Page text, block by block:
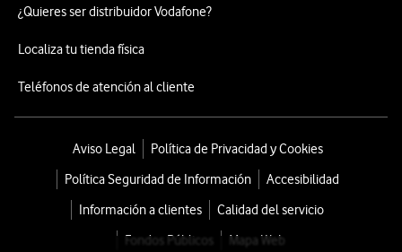
¿Quieres ser distribuidor Vodafone?
Localiza tu tienda física
Teléfonos de atención al cliente
Aviso Legal
Política de Privacidad y Cookies
Política Seguridad de Información
Accesibilidad
Información a clientes
Calidad del servicio
Fondos Públicos
Mapa Web